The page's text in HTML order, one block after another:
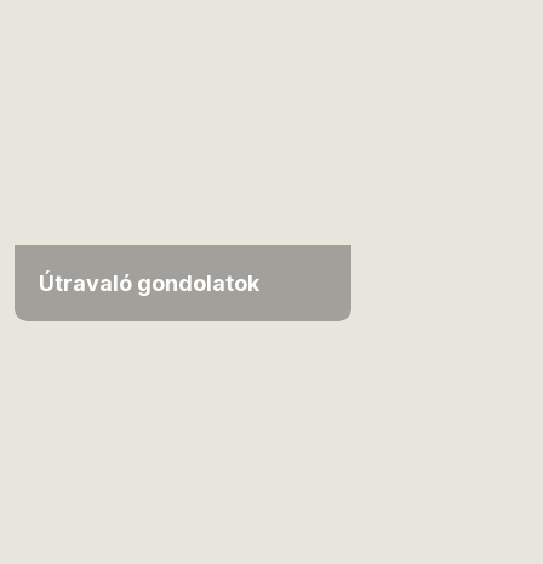
Útravaló gondolatok